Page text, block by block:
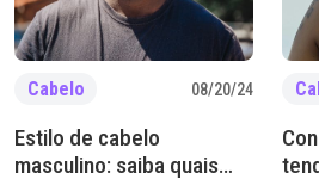
masculinos, como escolher a
ideal? Qual dos cortes de […]
Cabelo 08/20/24
Estilo de cabelo
masculino: saiba quais